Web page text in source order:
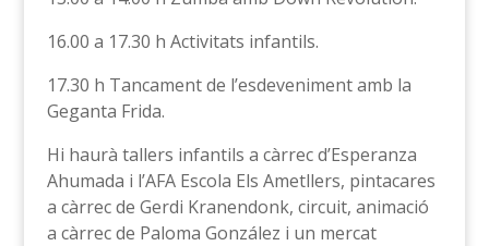
16.00 a 17.30 h Activitats infantils.
17.30 h Tancament de l’esdeveniment amb la
Geganta Frida.
Hi haurà tallers infantils a càrrec d’Esperanza
Ahumada i l’AFA Escola Els Ametllers, pintacares
a càrrec de Gerdi Kranendonk, circuit, animació
a càrrec de Paloma González i un mercat